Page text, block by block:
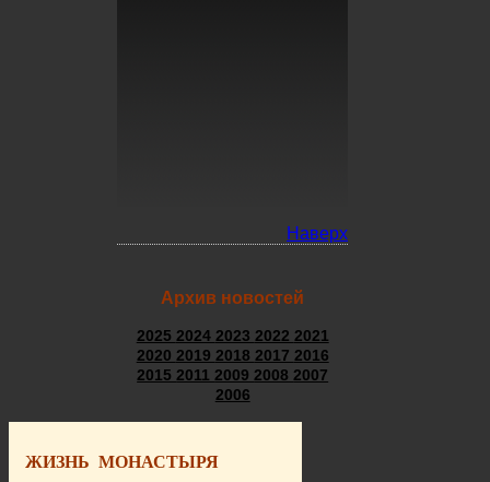
Наверх
Архив новостей
2025 2024 2023 2022 2021
2020 2019 2018 2017 2016
20152011200920082007
2006
ЖИЗНЬ МОНАСТЫРЯ